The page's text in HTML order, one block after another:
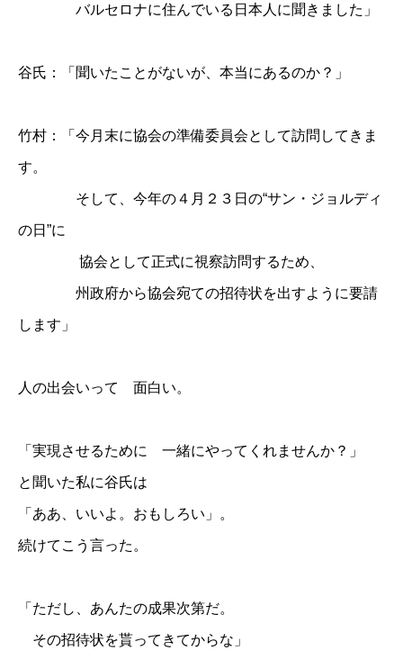
バルセロナに住んでいる日本人に聞きました」
谷氏：「聞いたことがないが、本当にあるのか？」
竹村：「今月末に協会の準備委員会として訪問してきま
す。
そして、今年の４月２３日の“サン・ジョルディ
の日”に
協会として正式に視察訪問するため、
州政府から協会宛ての招待状を出すように要請
します」
人の出会いって 面白い。
「実現させるために 一緒にやってくれませんか？」
と聞いた私に谷氏は
「ああ、いいよ。おもしろい」。
続けてこう言った。
「ただし、あんたの成果次第だ。
その招待状を貰ってきてからな」